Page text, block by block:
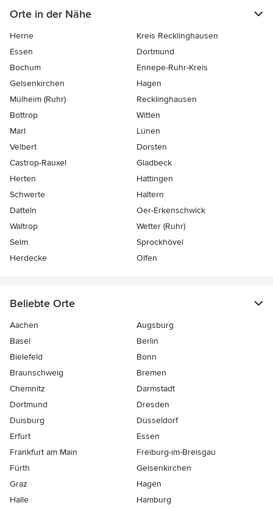
Orte in der Nähe
Herne
Kreis Recklinghausen
Essen
Dortmund
Bochum
Ennepe-Ruhr-Kreis
Gelsenkirchen
Hagen
Mülheim (Ruhr)
Recklinghausen
Bottrop
Witten
Marl
Lünen
Velbert
Dorsten
Castrop-Rauxel
Gladbeck
Herten
Hattingen
Schwerte
Haltern
Datteln
Oer-Erkenschwick
Waltrop
Wetter (Ruhr)
Selm
Sprockhövel
Herdecke
Olfen
Beliebte Orte
Aachen
Augsburg
Basel
Berlin
Bielefeld
Bonn
Braunschweig
Bremen
Chemnitz
Darmstadt
Dortmund
Dresden
Duisburg
Düsseldorf
Erfurt
Essen
Frankfurt am Main
Freiburg-im-Breisgau
Fürth
Gelsenkirchen
Graz
Hagen
Halle
Hamburg